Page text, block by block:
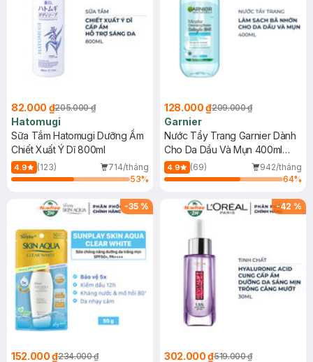
82.000 ₫205.000 ₫
Hatomugi
Sữa Tắm Hatomugi Dưỡng Ẩm
Chiết Xuất Ý Dĩ 800ml
4.9 (123)
714/tháng
53%
128.000 ₫209.000 ₫
Garnier
Nước Tẩy Trang Garnier Dành
Cho Da Dầu Và Mụn 400ml
(Mới)
4.9 (69)
942/tháng
64%
-35 %
152.000 ₫234.000 ₫
-42 %
302.000 ₫519.000 ₫